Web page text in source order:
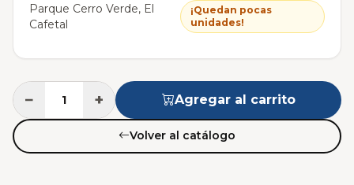
Parque Cerro Verde, El
Cafetal
¡Quedan pocas
unidades!
− + Agregar al carrito
Volver al catálogo